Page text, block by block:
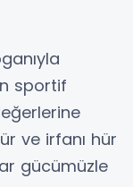
sportif
ve irfanı hür
gücümüzle